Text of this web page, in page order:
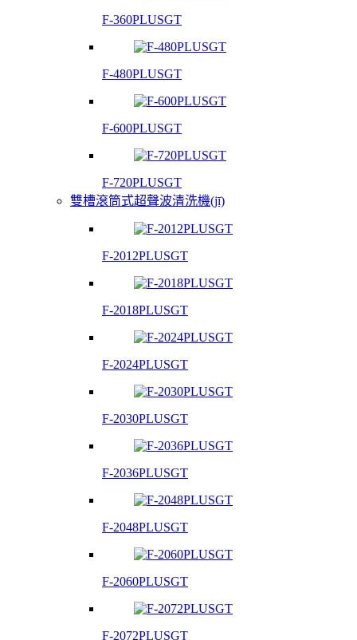
F-360PLUSGT
F-480PLUSGT
F-600PLUSGT
F-720PLUSGT
雙槽滾筒式超聲波清洗機(jī)
F-2012PLUSGT
F-2018PLUSGT
F-2024PLUSGT
F-2030PLUSGT
F-2036PLUSGT
F-2048PLUSGT
F-2060PLUSGT
F-2072PLUSGT